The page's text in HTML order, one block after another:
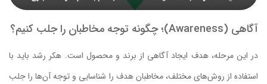
آگاهی (Awareness)؛ چگونه توجه مخاطبان را جلب کنیم؟
در این مرحله، هدف ایجاد آگاهی از برند و محصول است. هکر رشد باید با
استفاده از روش‌های مختلف، مخاطبان هدف را شناسایی و توجه آن‌ها را جلب